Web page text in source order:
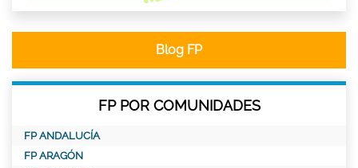
Blog FP
FP POR COMUNIDADES
FP ANDALUCÍA
FP ARAGÓN